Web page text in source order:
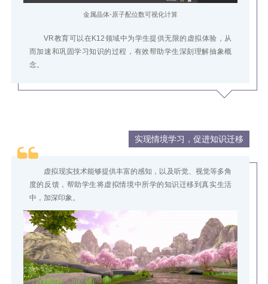
金属晶体-原子配位数可视化计算
VR教育可以在K12领域中为学生提供无限的虚拟体验，从
而加速和巩固学习知识的过程，有效帮助学生深刻理解抽象概
念。
实现情境学习，促进知识迁移
虚拟现实技术能够提供丰富的感知，以及听觉、视觉等多角
度的反馈，帮助学生将虚拟情境中所学的知识迁移到真实生活
中，加深印象。